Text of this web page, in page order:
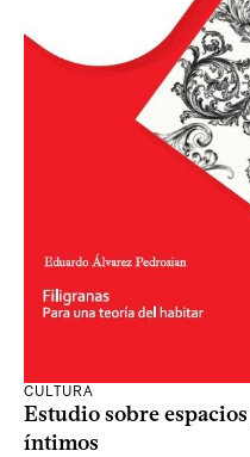
CULTURA
Estudio sobre
íntimos